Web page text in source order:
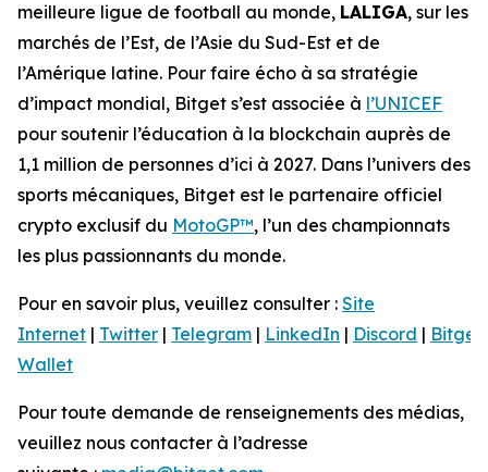
meilleure ligue de football au monde, LALIGA, sur les
marchés de l’Est, de l’Asie du Sud-Est et de
l’Amérique latine. Pour faire écho à sa stratégie
d’impact mondial, Bitget s’est associée à l’UNICEF
pour soutenir l’éducation à la blockchain auprès de
1,1 million de personnes d’ici à 2027. Dans l’univers des
sports mécaniques, Bitget est le partenaire officiel
crypto exclusif du MotoGP™, l’un des championnats
les plus passionnants du monde.
Pour en savoir plus, veuillez consulter : Site
Internet | Twitter | Telegram | LinkedIn | Discord | Bitget
Wallet
Pour toute demande de renseignements des médias,
veuillez nous contacter à l’adresse